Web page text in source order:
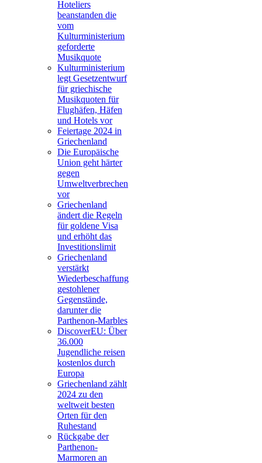
Hoteliers
beanstanden die
vom
Kulturministerium
geforderte
Musikquote
Kulturministerium
legt Gesetzentwurf
für griechische
Musikquoten für
Flughäfen, Häfen
und Hotels vor
Feiertage 2024 in
Griechenland
Die Europäische
Union geht härter
gegen
Umweltverbrechen
vor
Griechenland
ändert die Regeln
für goldene Visa
und erhöht das
Investitionslimit
Griechenland
verstärkt
Wiederbeschaffung
gestohlener
Gegenstände,
darunter die
Parthenon-Marbles
DiscoverEU: Über
36.000
Jugendliche reisen
kostenlos durch
Europa
Griechenland zählt
2024 zu den
weltweit besten
Orten für den
Ruhestand
Rückgabe der
Parthenon-
Marmoren an